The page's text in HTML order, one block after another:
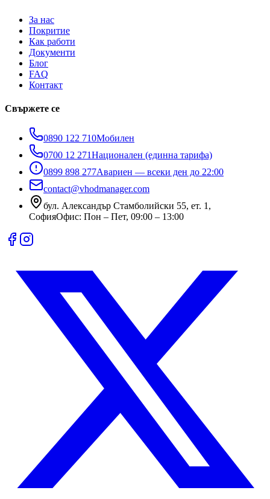
За нас
Покритие
Как работи
Документи
Блог
FAQ
Контакт
Свържете се
0890 122 710Мобилен
0700 12 271Национален (единна тарифа)
0899 898 277Авариен — всеки ден до 22:00
contact@vhodmanager.com
бул. Александър Стамболийски 55, ет. 1 ,
СофияОфис: Пон – Пет, 09:00 – 13:00